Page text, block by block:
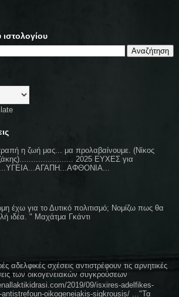
η ζωή μας... μα προλαβαίνουμε. (Νίκος
2025 ΕΥΧΕΣ για
έχω για το Δυτικό πολιτισμό; Νομίζω πως θα
ιδέα. " Μαχάτμα Γκάντι
αδελφικές σχέσεις αντιστρέφουν τις αρνητικές
των οικογενειακών συγκρούσεων
2019/09/isxires-adelfikes-
oikogeneiakis-sigkrousis/ ..."Τα